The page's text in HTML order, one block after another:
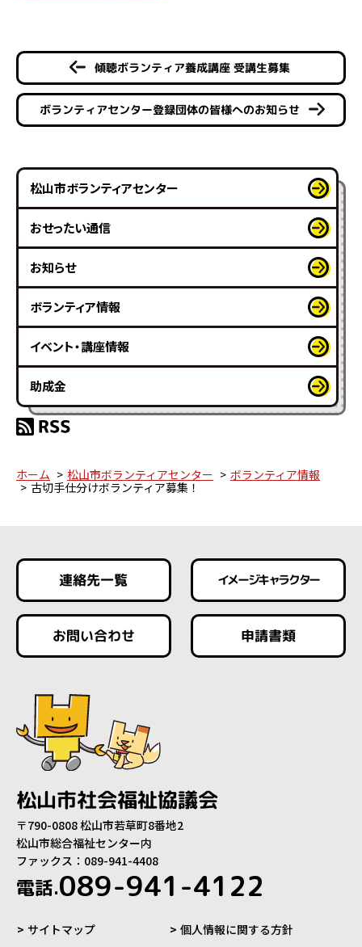
傾聴ボランティア養成講座 受講生募集
ボランティアセンター登録団体の皆様へのお知らせ
松山市ボランティアセンター
おせったい通信
お知らせ
ボランティア情報
イベント・講座情報
助成金
ホーム 松山市ボランティアセンター
ボランティア情報
古切手仕分けボランティア募集！
連絡先一覧 イメージキャラクター
お問い合わせ 申請書類
松山市社会福祉協議会
〒790-0808 松山市若草町8番地2
松山市総合福祉センター内
ファックス：089-941-4408
電話.089-941-4122
サイトマップ 個人情報に関する方針